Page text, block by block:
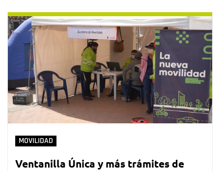
MOVILIDAD
Ventanilla Única y más trámites de